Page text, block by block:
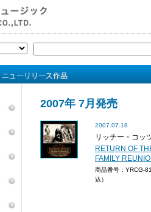
2007年 7月発売
2007.07.18
リッチー・コッ
RETURN OF
FAMILY
商品番号：YRCG-
込）